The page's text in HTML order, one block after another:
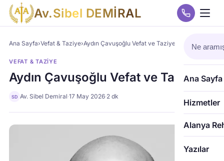
Av.Sibel DEMİRAL
Ana Sayfa
Hizmetler
Alanya
Yazılar
Ana Sayfa›Vefat & Taziye›Aydın Çavuşoğlu Vefat ve Taziye
VEFAT & TAZIYE
Aydın Çavuşoğlu Vefat ve Taziye
SD Av. Sibel Demiral·17 May 2026·2 dk